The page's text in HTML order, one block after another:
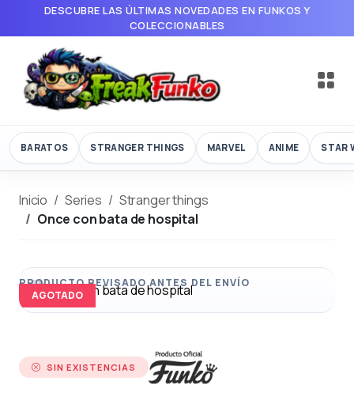
DESCUBRE LAS ÚLTIMAS NOVEDADES EN FUNKOS Y
COLECCIONABLES
BARATOS STRANGER THINGS MARVEL ANIME STAR
Inicio Series
Stranger things
Once con bata de hospital
AGOTADO
SIN EXISTENCIAS